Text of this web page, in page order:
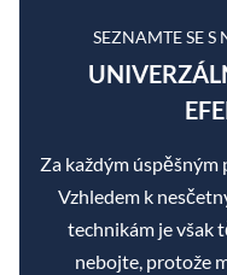
SEZNAMTE SE S
Za každým úspěšným
Vzhledem k
technikám je však
nebojte, protože